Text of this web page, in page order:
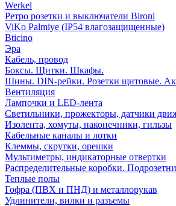
Werkel
Ретро розетки и выключатели Bironi
ViKo Palmiye (IP54 влагозащищенные)
Bticino
Эра
Кабель, провод
Боксы. Щитки. Шкафы.
Шины. DIN-рейки. Розетки щитовые.
Вентиляция
Лампочки и LED-лента
Светильники, прожекторы, датчики
Изолента, хомуты, наконечники, гильзы
Кабельные каналы и лотки
Клеммы, скрутки, орешки
Мультиметры, индикаторные отвертки
Распределительные коробки.
Теплые полы
Гофра (ПВХ и ПНД) и металлорукав
Удлинители, вилки и разъемы